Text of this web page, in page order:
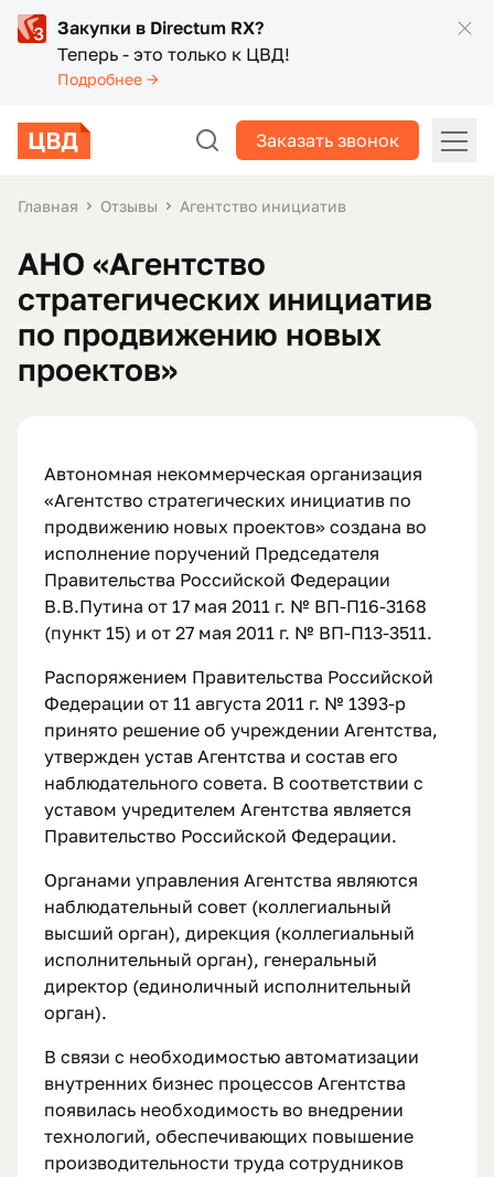
Закупки в Directum RX?
Теперь - это только к ЦВД!
Подробнее →
Заказать звонок
Главная Отзывы Агентство инициатив
АНО «Агентство
стратегических инициатив
по продвижению новых
проектов»
Автономная некоммерческая организация
«Агентство стратегических инициатив по
продвижению новых проектов» создана во
исполнение поручений Председателя
Правительства Российской Федерации
В.В.Путина от 17 мая 2011 г. № ВП-П16-3168
(пункт 15) и от 27 мая 2011 г. № ВП-П13-3511.
Распоряжением Правительства Российской
Федерации от 11 августа 2011 г. № 1393-р
принято решение об учреждении Агентства,
утвержден устав Агентства и состав его
наблюдательного совета. В соответствии с
уставом учредителем Агентства является
Правительство Российской Федерации.
Органами управления Агентства являются
наблюдательный совет (коллегиальный
высший орган), дирекция (коллегиальный
исполнительный орган), генеральный
директор (единоличный исполнительный
орган).
В связи с необходимостью автоматизации
внутренних бизнес процессов Агентства
появилась необходимость во внедрении
технологий, обеспечивающих повышение
производительности труда сотрудников